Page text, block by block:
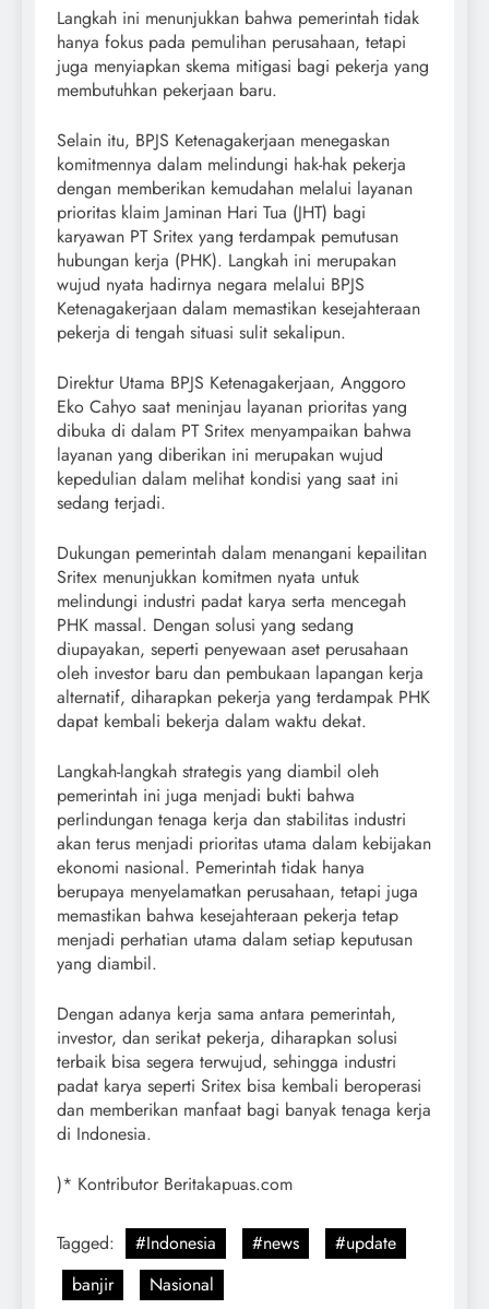
Langkah ini menunjukkan bahwa pemerintah tidak
hanya fokus pada pemulihan perusahaan, tetapi
juga menyiapkan skema mitigasi bagi pekerja yang
membutuhkan pekerjaan baru.
Selain itu, BPJS Ketenagakerjaan menegaskan
komitmennya dalam melindungi hak-hak pekerja
dengan memberikan kemudahan melalui layanan
prioritas klaim Jaminan Hari Tua (JHT) bagi
karyawan PT Sritex yang terdampak pemutusan
hubungan kerja (PHK). Langkah ini merupakan
wujud nyata hadirnya negara melalui BPJS
Ketenagakerjaan dalam memastikan kesejahteraan
pekerja di tengah situasi sulit sekalipun.
Direktur Utama BPJS Ketenagakerjaan, Anggoro
Eko Cahyo saat meninjau layanan prioritas yang
dibuka di dalam PT Sritex menyampaikan bahwa
layanan yang diberikan ini merupakan wujud
kepedulian dalam melihat kondisi yang saat ini
sedang terjadi.
Dukungan pemerintah dalam menangani kepailitan
Sritex menunjukkan komitmen nyata untuk
melindungi industri padat karya serta mencegah
PHK massal. Dengan solusi yang sedang
diupayakan, seperti penyewaan aset perusahaan
oleh investor baru dan pembukaan lapangan kerja
alternatif, diharapkan pekerja yang terdampak PHK
dapat kembali bekerja dalam waktu dekat.
Langkah-langkah strategis yang diambil oleh
pemerintah ini juga menjadi bukti bahwa
perlindungan tenaga kerja dan stabilitas industri
akan terus menjadi prioritas utama dalam kebijakan
ekonomi nasional. Pemerintah tidak hanya
berupaya menyelamatkan perusahaan, tetapi juga
memastikan bahwa kesejahteraan pekerja tetap
menjadi perhatian utama dalam setiap keputusan
yang diambil.
Dengan adanya kerja sama antara pemerintah,
investor, dan serikat pekerja, diharapkan solusi
terbaik bisa segera terwujud, sehingga industri
padat karya seperti Sritex bisa kembali beroperasi
dan memberikan manfaat bagi banyak tenaga kerja
di Indonesia.
)* Kontributor Beritakapuas.com
Tagged: #Indonesia #news
#update
banjir
Nasional